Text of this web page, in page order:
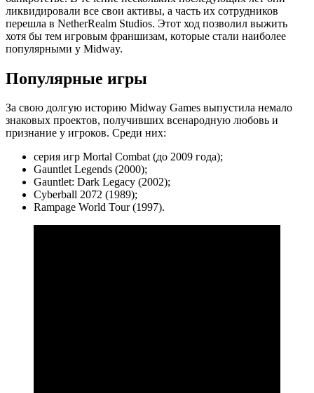
ликвидировали все свои активы, а часть их сотрудников
перешла в NetherRealm Studios. Этот ход позволил выжить
хотя бы тем игровым франшизам, которые стали наиболее
популярными у Midway.
Популярные игры
За свою долгую историю Midway Games выпустила немало
знаковых проектов, получивших всенародную любовь и
признание у игроков. Среди них:
серия игр Mortal Combat (до 2009 года);
Gauntlet Legends (2000);
Gauntlet: Dark Legacy (2002);
Cyberball 2072 (1989);
Rampage World Tour (1997).